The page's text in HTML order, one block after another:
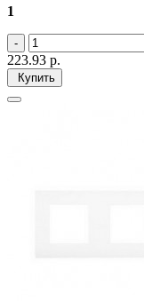
1
223.93 р.
Купить